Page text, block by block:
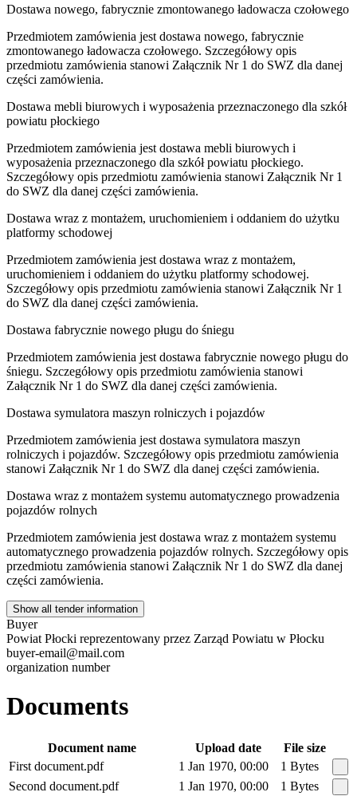
Dostawa nowego, fabrycznie zmontowanego ładowacza czołowego
Przedmiotem zamówienia jest dostawa nowego, fabrycznie
zmontowanego ładowacza czołowego. Szczegółowy opis
przedmiotu zamówienia stanowi Załącznik Nr 1 do SWZ dla danej
części zamówienia.
Dostawa mebli biurowych i wyposażenia przeznaczonego dla szkół
powiatu płockiego
Przedmiotem zamówienia jest dostawa mebli biurowych i
wyposażenia przeznaczonego dla szkół powiatu płockiego.
Szczegółowy opis przedmiotu zamówienia stanowi Załącznik Nr 1
do SWZ dla danej części zamówienia.
Dostawa wraz z montażem, uruchomieniem i oddaniem do użytku
platformy schodowej
Przedmiotem zamówienia jest dostawa wraz z montażem,
uruchomieniem i oddaniem do użytku platformy schodowej.
Szczegółowy opis przedmiotu zamówienia stanowi Załącznik Nr 1
do SWZ dla danej części zamówienia.
Dostawa fabrycznie nowego pługu do śniegu
Przedmiotem zamówienia jest dostawa fabrycznie nowego pługu do
śniegu. Szczegółowy opis przedmiotu zamówienia stanowi
Załącznik Nr 1 do SWZ dla danej części zamówienia.
Dostawa symulatora maszyn rolniczych i pojazdów
Przedmiotem zamówienia jest dostawa symulatora maszyn
rolniczych i pojazdów. Szczegółowy opis przedmiotu zamówienia
stanowi Załącznik Nr 1 do SWZ dla danej części zamówienia.
Dostawa wraz z montażem systemu automatycznego prowadzenia
pojazdów rolnych
Przedmiotem zamówienia jest dostawa wraz z montażem systemu
automatycznego prowadzenia pojazdów rolnych. Szczegółowy opis
przedmiotu zamówienia stanowi Załącznik Nr 1 do SWZ dla danej
części zamówienia.
Show all tender information
Buyer
Powiat Płocki reprezentowany przez Zarząd Powiatu w Płocku
buyer-email@mail.com
organization number
Documents
Document name Upload date
File size
First document.pdf
1 Jan 1970, 00:00
1 Bytes
Second document.pdf
1 Jan 1970, 00:00
1 Bytes